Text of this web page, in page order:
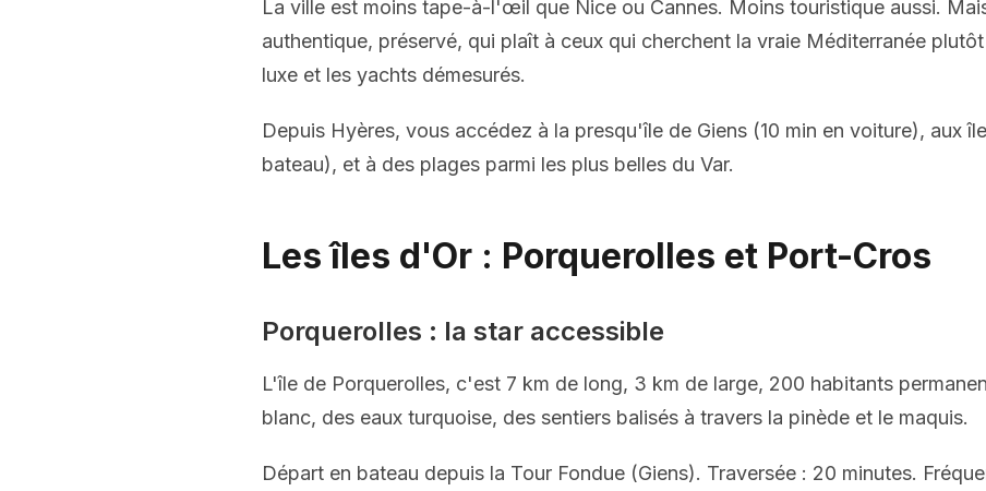
La ville est moins tape-à-l'œil que Nice ou Cannes. Moins touristique aussi.
authentique, préservé, qui plaît à ceux qui cherchent la vraie Méditerranée
luxe et les yachts démesurés.
Depuis Hyères, vous accédez à la presqu'île de Giens (10 min en voiture), aux
bateau), et à des plages parmi les plus belles du Var.
Les îles d'Or : Porquerolles et Port-Cros
Porquerolles : la star accessible
L'île de Porquerolles, c'est 7 km de long, 3 km de large, 200 habitants
blanc, des eaux turquoise, des sentiers balisés à travers la pinède et le maquis.
Départ en bateau depuis la Tour Fondue (Giens). Traversée : 20 minutes.